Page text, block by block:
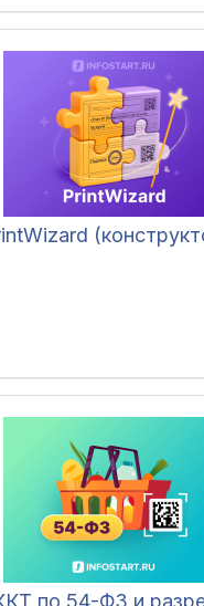
по 54-ФЗ и